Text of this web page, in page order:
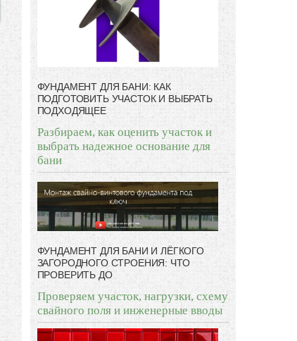
ФУНДАМЕНТ ДЛЯ БАНИ: КАК
ПОДГОТОВИТЬ УЧАСТОК И ВЫБРАТЬ
ПОДХОДЯЩЕЕ
Разбираем, как оценить участок и
выбрать надежное основание для
бани
ФУНДАМЕНТ ДЛЯ БАНИ И ЛЁГКОГО
ЗАГОРОДНОГО СТРОЕНИЯ: ЧТО
ПРОВЕРИТЬ ДО
Проверяем участок, нагрузки, схему
свайного поля и инженерные вводы